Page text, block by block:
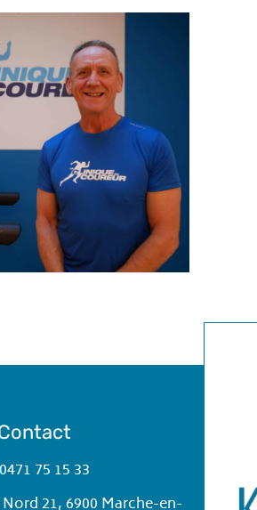
0471 75 15 33
21, 6900 Marche-en-